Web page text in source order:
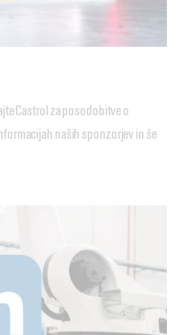
Castrol za posodobitve o
naših sponzorjev in še